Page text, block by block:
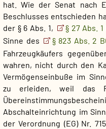
hat. Wie der Senat nach
Beschlusses entschieden
der § 6 Abs. 1,
§ 27 Abs.
Sinne des
§ 823 Abs. 2
Fahrzeugkäufers
wahren, nicht durch den
Vermögenseinbuße im
zu erleiden, weil das
Abschalteinrichtung im
der Verordnung (EG) Nr.